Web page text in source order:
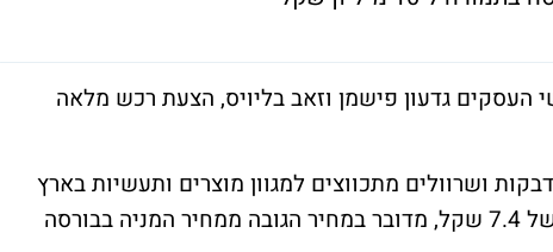
גדעון פישמן וזאב בליויס, הצעת רכש מלאה
ושרוולים מתכווצים למגוון מוצרים ותעשיות בארץ
ובעולם תנסה להימחק מהבורסה לפי מחיר של 7.4 שקל, מדובר במחיר הגובה ממחיר המניה בבורסה